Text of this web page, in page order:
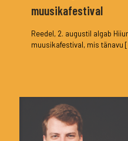
muusikafestival
Reedel, 2. augustil algab
muusikafestival, mis tänavu